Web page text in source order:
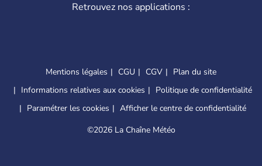
Retrouvez nos applications :
Mentions légales CGU CGV
Plan du site
Informations relatives aux cookies
Politique de confidentialité
Paramétrer les cookies
Afficher le centre de confidentialité
©2026 La Chaîne Météo